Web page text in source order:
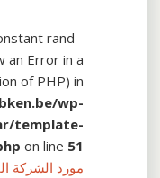
rand -
an Error in a
of PHP) in
wp-
template-
on line 51
مورد الشركة